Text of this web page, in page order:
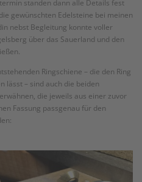
standen dann alle Details fest
gewünschten Edelsteine bei meinen
nebst Begleitung konnte voller
über das Sauerland und den
Ringschiene – die den Ring
lässt – sind auch die beiden
die jeweils aus einer zuvor
Fassung passgenau für den